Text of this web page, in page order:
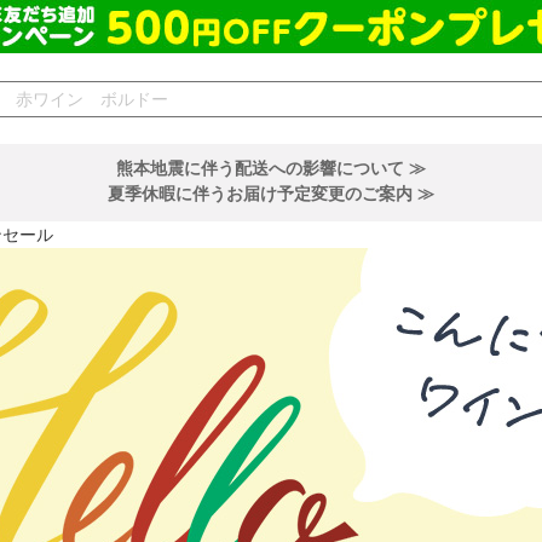
熊本地震に伴う配送への影響について ≫
夏季休暇に伴うお届け予定変更のご案内 ≫
ール